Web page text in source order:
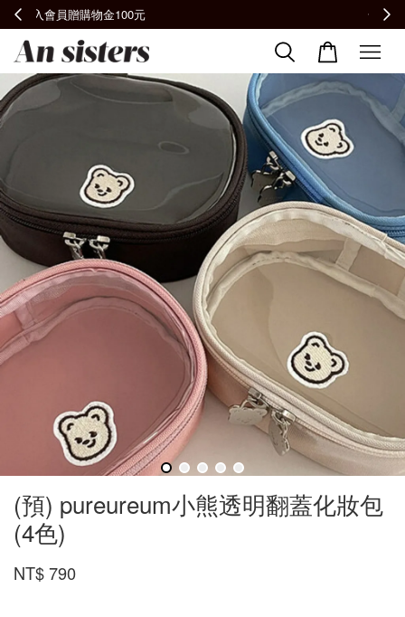
(預) pureureum小熊透明翻蓋化妝包
(4色)
NT$ 790